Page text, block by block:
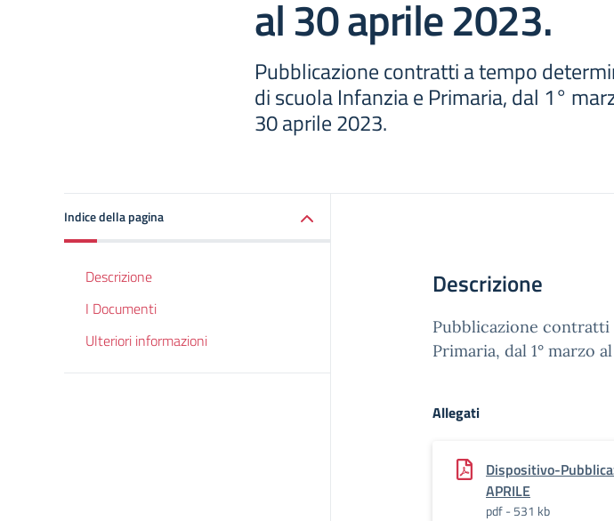
al 30 aprile 2023.
Pubblicazione contratti a tempo
di scuola Infanzia e Primaria, dal 1°
30 aprile 2023.
Indice della pagina
Descrizione
I Documenti
Ulteriori informazioni
Descrizione
Pubblicazione contratti
Primaria, dal 1° marzo
Allegati
Dispositivo-
APRILE
pdf - 531 kb